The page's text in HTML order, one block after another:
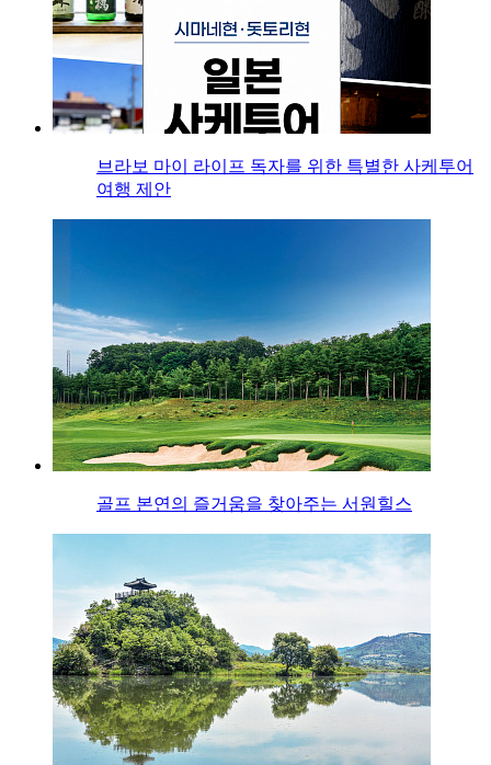
브라보 마이 라이프 독자를 위한 특별한 사케투어
여행 제안
골프 본연의 즐거움을 찾아주는 서원힐스